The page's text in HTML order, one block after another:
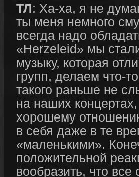
ТЛ: Ха-ха, я не
ты меня немного
всегда надо
«Herzeleid» мы
музыку, которая
групп, делаем что-
такого раньше не
на наших
хорошему
в себя даже в те
«маленькими».
положительной
вообразить, что